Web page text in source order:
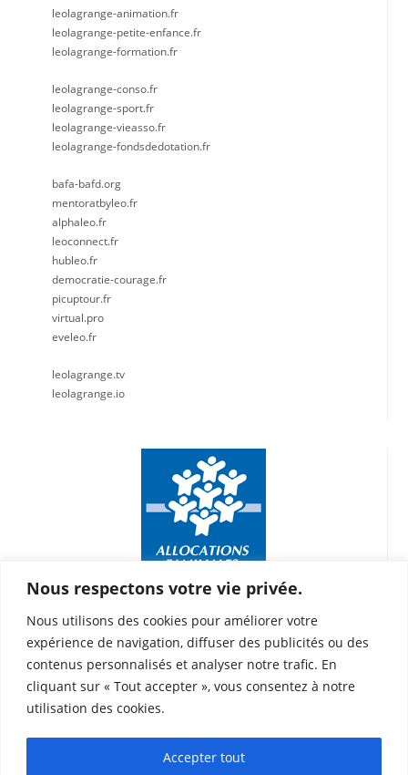
Nous respectons votre vie privée.
Nous utilisons des cookies pour améliorer votre
expérience de navigation, diffuser des publicités ou des
contenus personnalisés et analyser notre trafic. En
cliquant sur « Tout accepter », vous consentez à notre
utilisation des cookies.
Accepter tout
leolagrange-animation.fr
leolagrange-petite-enfance.fr
leolagrange-formation.fr
leolagrange-conso.fr
leolagrange-sport.fr
leolagrange-vieasso.fr
leolagrange-fondsdedotation.fr
bafa-bafd.org
mentoratbyleo.fr
alphaleo.fr
leoconnect.fr
hubleo.fr
democratie-courage.fr
picuptour.fr
virtual.pro
eveleo.fr
leolagrange.tv
leolagrange.io
ACM Jean Mermoz – Teisseire
128 rue Jean Mermoz 13008 Marseille
64 boulevard Rabatau 13008 Marseille
francois.bos@leolagrange.org